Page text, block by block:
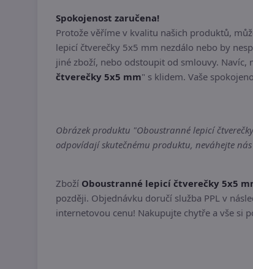
Spokojenost zaručena!
Protože věříme v kvalitu našich produktů,
lepicí čtverečky 5x5 mm nezdálo nebo by
jiné zboží, nebo odstoupit od smlouvy. Navíc,
čtverečky 5x5 mm" s klidem. Vaše
Obrázek produktu "Oboustranné lepicí
odpovídají skutečnému produktu, neváhejte
Zboží Oboustranné lepicí čtverečky 5x5
později. Objednávku doručí služba PPL v
internetovou cenu! Nakupujte chytře a vše si